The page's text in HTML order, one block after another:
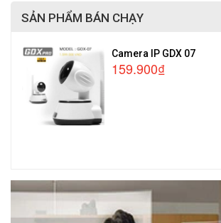
SẢN PHẨM BÁN CHẠY
Camera IP GDX 07
159.900₫